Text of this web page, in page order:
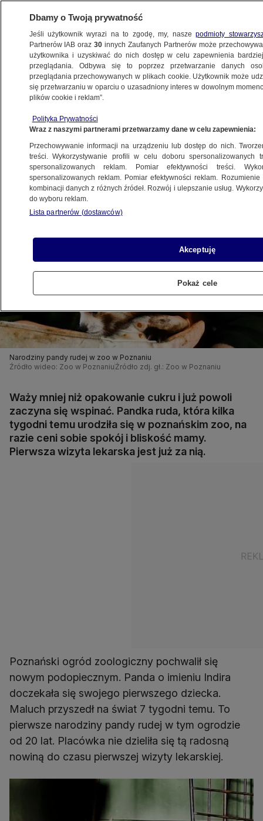
POZNAŃ
To pierwsze takie narodziny od 20 lat
5.08.2024, 13:15
Udostępnij
Narodziny pandy rudej w zoo w Poznaniu
Źródło wideo: Zoo w Poznaniu Źródło zdj. gł.: Zoo w Poznaniu
Waży mniej niż opakowanie cukru i już powoli
zaczyna się wspinać. Pandka ruda, która kilka
tygodni temu urodziła się w poznańskim zoo, na
razie ceni sobie spokój i bliskość mamy.
Pierwsza wizyta lekarska jest już za nią.
Poznański ogród zoologiczny pochwalił się
nowym podopiecznym. Panda o imieniu Indira
doczekała się swojego pierwszego dziecka.
Maluch przyszedł na świat 7 tygodni temu. To
pierwsze narodziny pandy rudej w tym ogrodzie
od 20 lat. Placówka nie dzieliła się tą radosną
nowiną do czasu pierwszej wizyty lekarskiej.
Dbamy o Twoją prywatność
Jeśli użytkownik wyrazi na to zgodę, my, naszepodmioty
Partnerów IAB oraz30 innych Zaufanych Partnerów może
użytkownika i uzyskiwać do nich dostęp w celu zapewnienia
przeglądania. Odbywa się to poprzez przetwarzanie danych
przeglądania przechowywanych w plikach cookie. Użytkownik może
się przetwarzaniu w oparciu o uzasadniony interes w dowolnym
plików cookie i reklam”.
Polityka Prywatności
Wraz z naszymi partnerami przetwarzamy dane w celu zapewnienia:
Przechowywanie informacji na urządzeniu lub dostęp do nich.
treści. Wykorzystywanie profili w celu doboru spersonalizowanych
spersonalizowanych reklam. Pomiar efektywności treści.
spersonalizowanych reklam. Pomiar efektywności reklam.
kombinacji danych z różnych źródeł. Rozwój i ulepszanie usług.
do wyboru reklam.
Lista partnerów (dostawców)
Akceptuję
Pokaż cele